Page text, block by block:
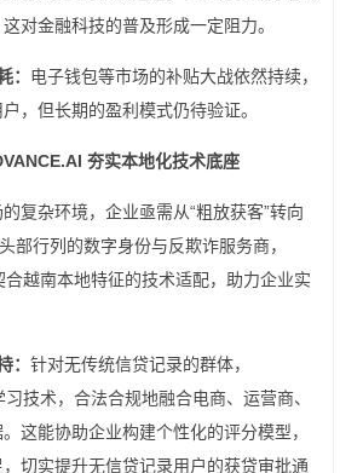
对金融科技的普及形成一定阻力。
： 电子钱包等市场的补贴大战依然持续，
，但长期的盈利模式仍待验证。
夯实本地化技术底座
复杂环境，企业亟需从“粗放获客”转向
部行列的数字身份与反欺诈服务商，
合越南本地特征的技术适配，助力企业实
： 针对无传统信贷记录的群体，
技术，合法合规地融合电商、运营商、
这能协助企业构建个性化的评分模型，
切实提升无信贷记录用户的获贷审批通